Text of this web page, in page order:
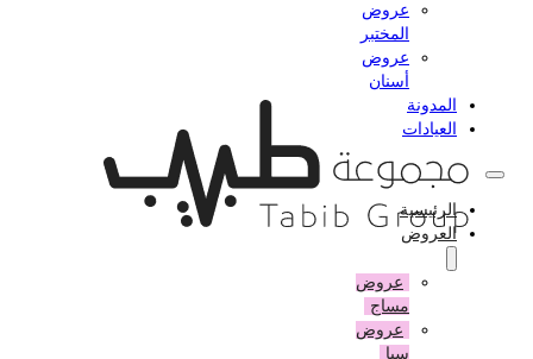
عروض
المختبر
عروض
أسنان
المدونة
العيادات
الرئيسية
العروض
عروض
مساج
عروض